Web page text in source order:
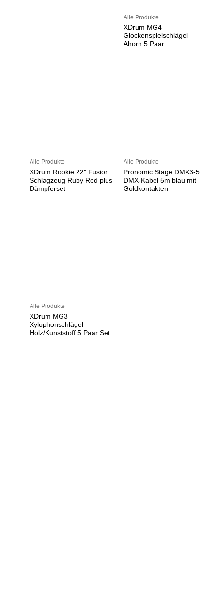
Alle Produkte
XDrum MG4
Glockenspielschlägel
Ahorn 5 Paar
Alle Produkte
XDrum Rookie 22″ Fusion
Schlagzeug Ruby Red plus
Dämpferset
Alle Produkte
Pronomic Stage DMX3-5
DMX-Kabel 5m blau mit
Goldkontakten
Alle Produkte
XDrum MG3
Xylophonschlägel
Holz/Kunststoff 5 Paar Set